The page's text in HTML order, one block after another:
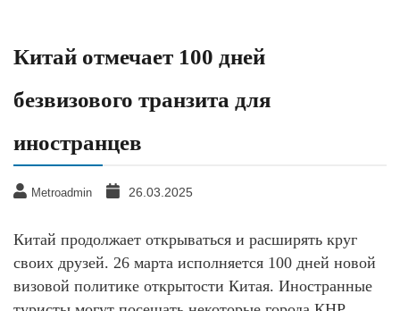
Китай отмечает 100 дней
безвизового транзита для
иностранцев
Metroadmin 26.03.2025
Китай продолжает открываться и расширять круг
своих друзей. 26 марта исполняется 100 дней новой
визовой политике открытости Китая. Иностранные